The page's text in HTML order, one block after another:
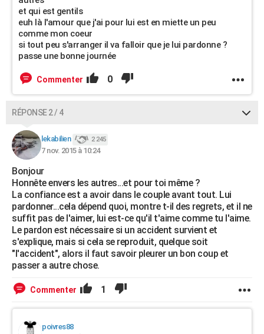
et qui est gentils
euh là l'amour que j'ai pour lui est en miette un peu
comme mon coeur
si tout peu s'arranger il va falloir que je lui pardonne ?
passe une bonne journée
Commenter 0
RÉPONSE 2 / 4
lekabilien 2 245
7 nov. 2015 à 10:24
Bonjour
Honnête envers les autres...et pour toi même ?
La confiance est a avoir dans le couple avant tout. Lui
pardonner...cela dépend quoi, montre t-il des regrets, et il ne
suffit pas de l'aimer, lui est-ce qu'il t'aime comme tu l'aime.
Le pardon est nécessaire si un accident survient et
s'explique, mais si cela se reproduit, quelque soit
"l'accident", alors il faut savoir pleurer un bon coup et
passer a autre chose.
Commenter 1
poivres88